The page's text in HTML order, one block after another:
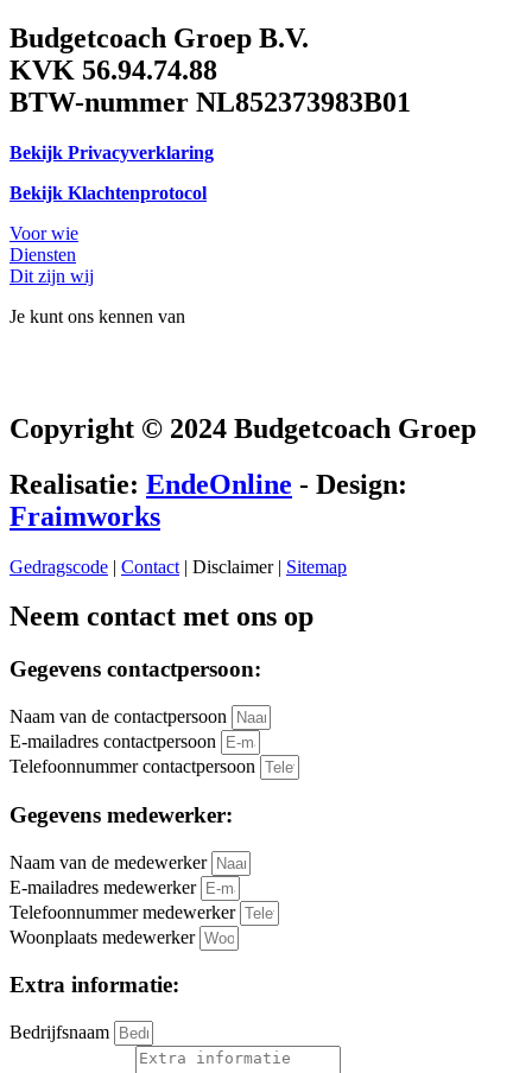
Budgetcoach Groep B.V.
KVK 56.94.74.88
BTW-nummer NL852373983B01
Bekijk Privacyverklaring
Bekijk Klachtenprotocol
Voor wie
Diensten
Dit zijn wij
Je kunt ons kennen van
Copyright © 2024 Budgetcoach Groep
Realisatie: EndeOnline - Design:
Fraimworks
Gedragscode | Contact | Disclaimer | Sitemap
Neem contact met ons op
Gegevens contactpersoon:
Naam van de contactpersoon
E-mailadres contactpersoon
Telefoonnummer contactpersoon
Gegevens medewerker:
Naam van de medewerker
E-mailadres medewerker
Telefoonnummer medewerker
Woonplaats medewerker
Extra informatie:
Bedrijfsnaam